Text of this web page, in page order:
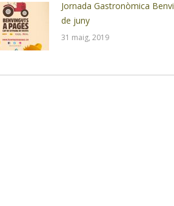
Jornada Gastronòmica
de juny
31 maig, 2019